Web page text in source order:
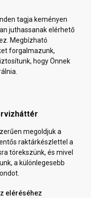
tagja keményen
juthassanak elérhető
Megbízható
forgalmazunk,
hogy Önnek
megoldjuk a
raktárkészlettel a
törekszünk, és mivel
a különlegesebb
eléréséhez